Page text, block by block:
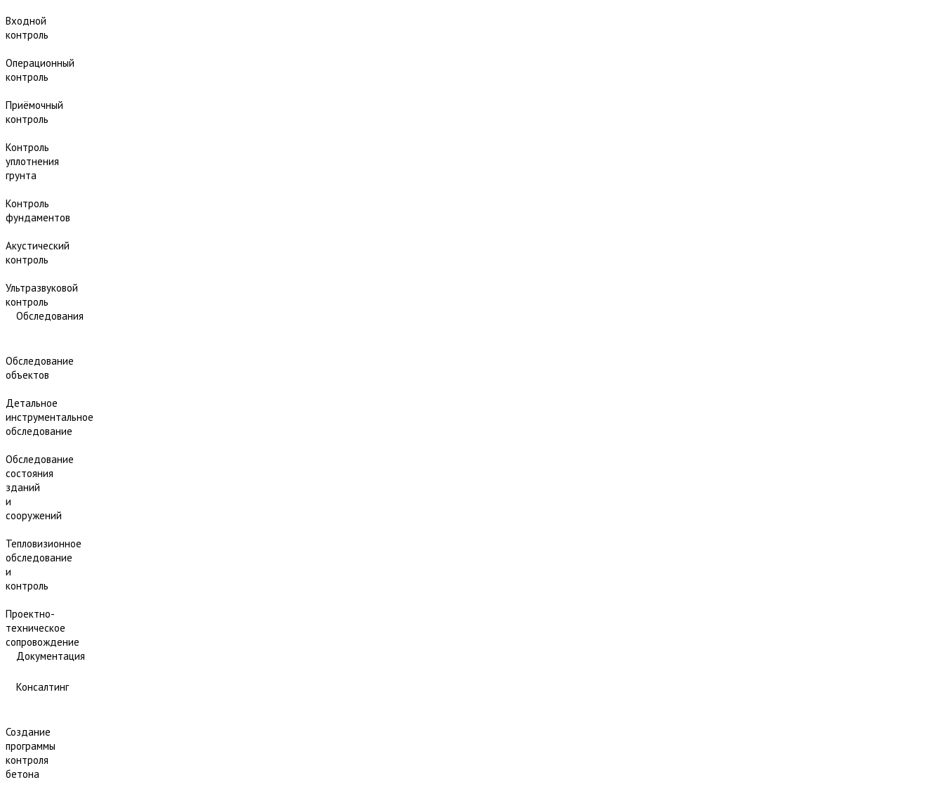
Входной
контроль
Операционный
контроль
Приёмочный
контроль
Контроль
уплотнения
грунта
Контроль
фундаментов
Акустический
контроль
Ультразвуковой
контроль
Обследования
Обследование
объектов
Детальное
инструментальное
обследование
Обследование
состояния
зданий
и
сооружений
Тепловизионное
обследование
и
контроль
Проектно-
техническое
сопровождение
Документация
Консалтинг
Создание
программы
контроля
бетона